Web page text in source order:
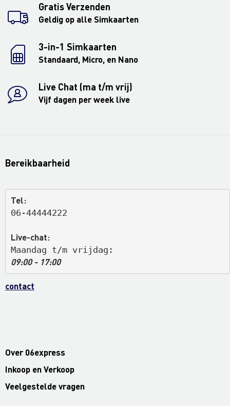
Gratis Verzenden
Geldig op alle Simkaarten
3-in-1 Simkaarten
Standaard, Micro, en Nano
Live Chat (ma t/m vrij)
Vijf dagen per week live
Bereikbaarheid
Tel:
06-44444222
Live-chat:
Maandag t/m vrijdag:
09:00 - 17:00
contact
Over 06express
Inkoop en Verkoop
Veelgestelde vragen